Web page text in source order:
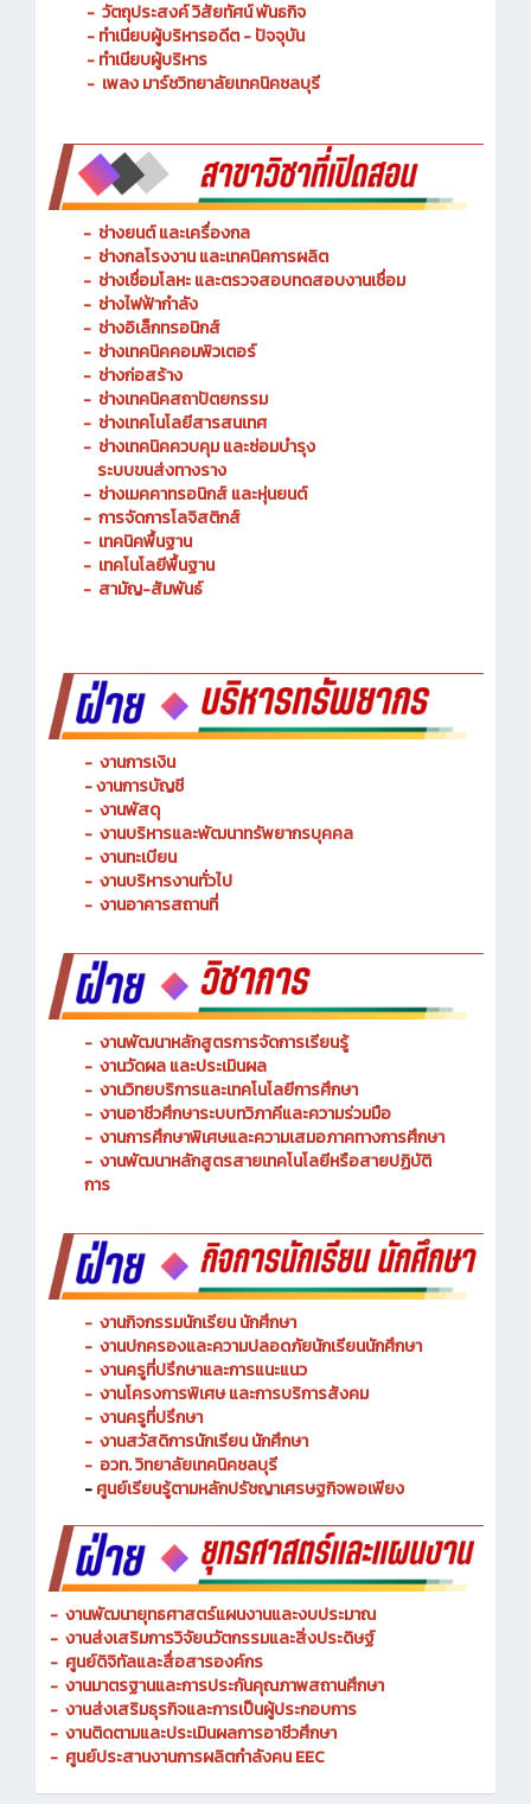
- ประวัติความเป็นมา
- วัตถุประสงค์ วิสัยทัศน์ พันธกิจ
- ทำเนียบผู้บริหารอดีต - ปัจจุบัน
- ทำเนียบผู้บริหาร
- ช่างยนต์ และเครื่องกล
- ช่างกลโรงงาน และเทคนิคการผลิต
- ช่างเชื่อมโลหะ และตรวจสอบทดสอบงานเชื่อม
- ช่างไฟฟ้ากำลัง
- ช่างอิเล็กทรอนิกส์
- ช่างเทคนิคคอมพิวเตอร์
- ช่างก่อสร้าง
- ช่างเทคนิคสถาปัตยกรรม
- ช่างเทคโนโลยีสารสนเทศ
ช่างเทคนิคควบคุม และซ่อมบำรุง
ระบบขนส่งทางราง
- ช่างเมคคาทรอนิกส์ และหุ่นยนต์
- การจัดการโลจิสติกส์
- เทคนิคพื้นฐาน
- เทคโนโลยีพื้นฐาน
-งานการเงิน
- งานการบัญชี
- งานพัสดุ
- งานบริหารและพัฒนาทรัพยากรบุคคล
- งานทะเบียน
- งานบริหารงานทั่วไป
- งานพัฒนาหลักสูตรการจัดการเรียนรู้
- งานวัดผล และประเมินผล
- งานวิทยบริการและเทคโนโลยีการศึกษา
- งานอาชีวศึกษาระบบทวิภาคีและความร่วมมือ
- งานการศึกษาพิเศษและความเสมอภาคทางการศึกษา
- งานพัฒนาหลักสูตรสายเทคโนโลยีหรือสายปฏิบัติ
- งานกิจกรรมนักเรียน นักศึกษา
- งานปกครองและความปลอดภัยนักเรียนนักศึกษา
- งานครูที่ปรึกษาและการแนะแนว
- งานโครงการพิเศษ และการบริการ
- งานครูที่ปรึกษา
- งานสวัสดิการนักเรียน นักศึกษา
-อวท. วิทยาลัยเทคนิคชลบุรี
-ศูนย์เรียนรู้ตามหลักปรัชญาเศรษฐกิจพอเพียง
- งานพัฒนายุทธศาสตร์แผนงานและงบประมาณ
- งานส่งเสริมการวิจัยนวัตกรรมและสิ่งประดิษฐ์
- ศูนย์ดิจิทัลและสื่อสารองค์กร
- งานมาตรฐานและการประกันคุณภาพสถานศึกษา
- งานส่งเสริมธุรกิจและการเป็นผู้ประกอบการ
- งานติดตามและประเมินผลการอาชีวศึกษา
-ศูนย์ประสานงานการผลิตกำลังคน EEC